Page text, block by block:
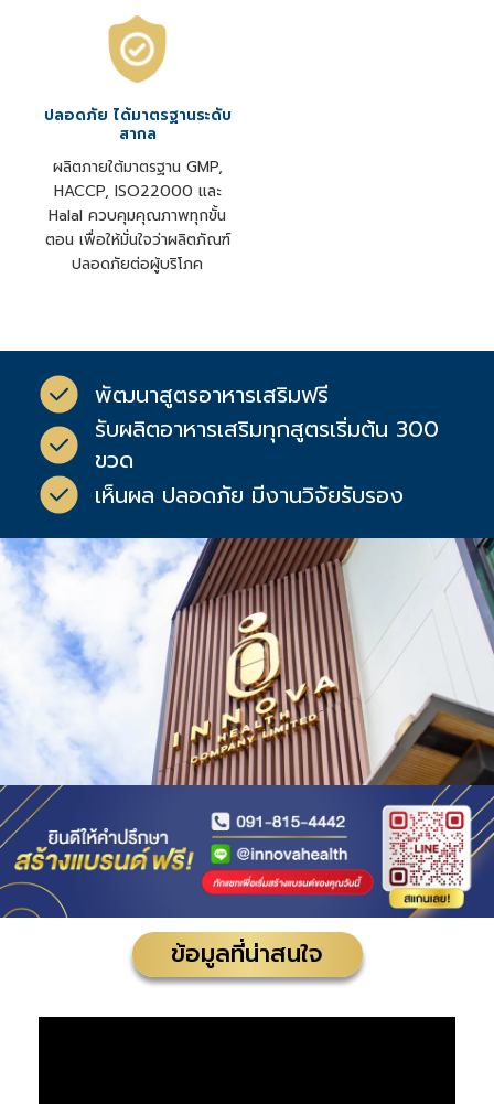
ปลอดภัย ได้มาตรฐานระดับ
สากล
ผลิตภายใต้มาตรฐาน GMP,
HACCP, ISO22000 และ
Halal ควบคุมคุณภาพทุกขั้น
ตอน เพื่อให้มั่นใจว่าผลิตภัณฑ์
ปลอดภัยต่อผู้บริโภค
พัฒนาสูตรอาหารเสริมฟรี
รับผลิตอาหารเสริมทุกสูตรเริ่มต้น 300
ขวด
เห็นผล ปลอดภัย มีงานวิจัยรับรอง
ข้อมูลที่น่าสนใจ